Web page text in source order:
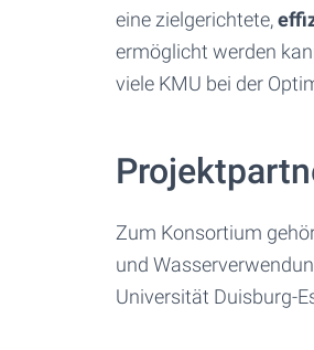
eine zielgerichtete,
ermöglicht werden
viele KMU bei der
Zum Konsortium
und
Universität Duisburg-